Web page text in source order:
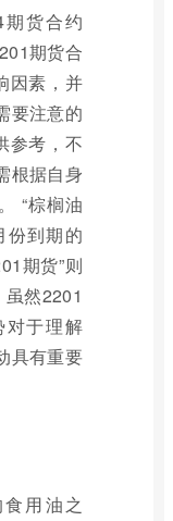
货合约
期货合
因素，并
要注意的
参考，不
根据自身
“棕榈油
份到期的
期货”则
然2201
对于理解
具有重要
用油之